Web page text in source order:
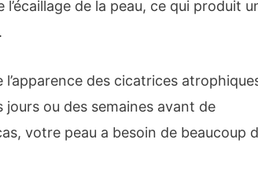
de la peau, ce qui produit
des cicatrices
ou des semaines avant de
votre peau a besoin de beaucoup